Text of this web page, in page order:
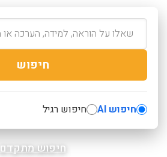
חיפוש
חיפוש AI חיפוש רגיל
חיפוש מתקדם